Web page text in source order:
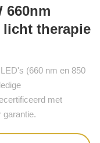
660nm
therapie
(660 nm en 850
met